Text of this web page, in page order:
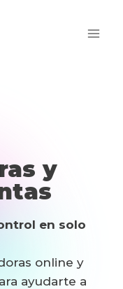
y
en solo
online y
ayudarte a